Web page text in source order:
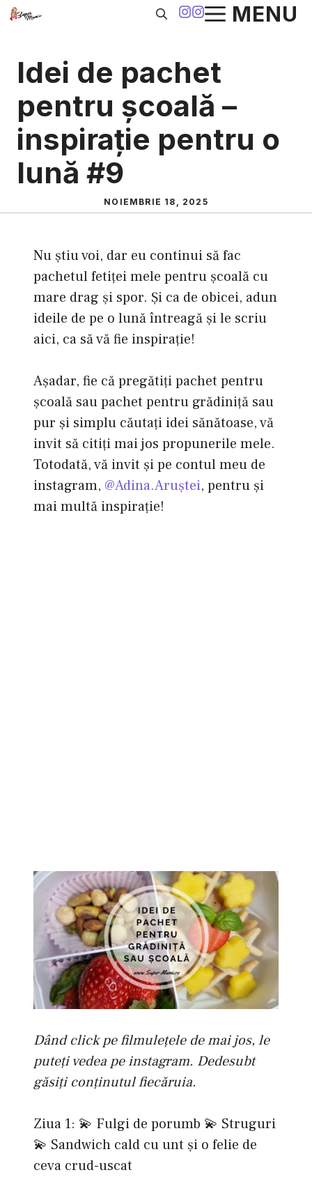
Sari
MENU
Idei de pachet
pentru școală –
inspirație pentru o
lună #9
NOIEMBRIE 18, 2025
Nu știu voi, dar eu continui să fac
pachetul fetiței mele pentru școală cu
mare drag și spor. Și ca de obicei, adun
ideile de pe o lună întreagă și le scriu
aici, ca să vă fie inspirație!
Așadar, fie că pregătiți pachet pentru
școală sau pachet pentru grădiniță sau
pur și simplu căutați idei sănătoase, vă
invit să citiți mai jos propunerile mele.
Totodată, vă invit și pe contul meu de
instagram, @Adina.Aruștei, pentru și
mai multă inspirație!
Dând click pe filmulețele de mai jos, le
puteți vedea pe instagram. Dedesubt
găsiți conținutul fiecăruia.
Ziua 1: 💫 Fulgi de porumb 💫 Struguri
💫 Sandwich cald cu unt și o felie de
ceva crud-uscat